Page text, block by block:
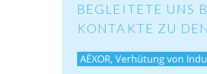
BEGLEITETE UNS
KONTAKTE ZU
AËXOR, Verhütung von